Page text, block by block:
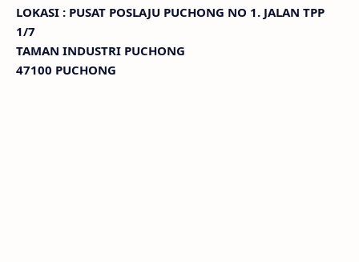
LOKASI : PUSAT POSLAJU PUCHONG NO 1. JALAN TPP
1/7
TAMAN INDUSTRI PUCHONG
47100 PUCHONG